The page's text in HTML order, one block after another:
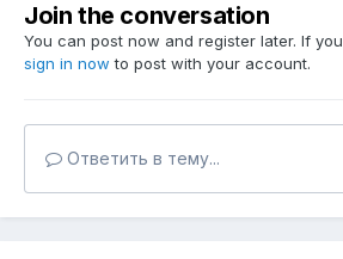
Join the conversation
You can post now and register later. If
sign in now to post with your account.
Ответить в тему...